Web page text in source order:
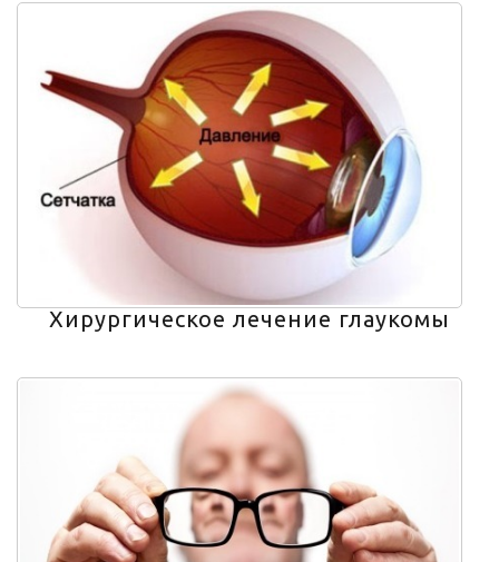
Хирургическое лечение глаукомы